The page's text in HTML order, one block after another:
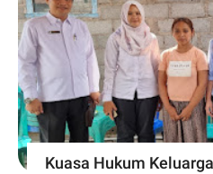
Kuasa Hukum